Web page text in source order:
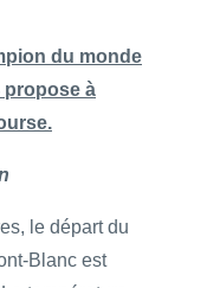
du monde
propose à
le départ du
Blanc est